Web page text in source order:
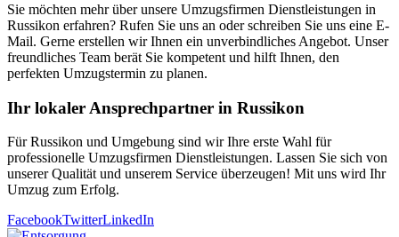
Sie möchten mehr über unsere Umzugsfirmen Dienstleistungen in
Russikon erfahren? Rufen Sie uns an oder schreiben Sie uns eine E-
Mail. Gerne erstellen wir Ihnen ein unverbindliches Angebot. Unser
freundliches Team berät Sie kompetent und hilft Ihnen, den
perfekten Umzugstermin zu planen.
Ihr lokaler Ansprechpartner in Russikon
Für Russikon und Umgebung sind wir Ihre erste Wahl für
professionelle Umzugsfirmen Dienstleistungen. Lassen Sie sich von
unserer Qualität und unserem Service überzeugen! Mit uns wird Ihr
Umzug zum Erfolg.
FacebookTwitterLinkedIn